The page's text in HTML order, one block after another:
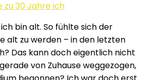
zu 30 Jahre ich
bin alt. So fühlte sich der
alt zu werden – in den letzten
Das kann doch eigentlich nicht
von Zuhause weggezogen,